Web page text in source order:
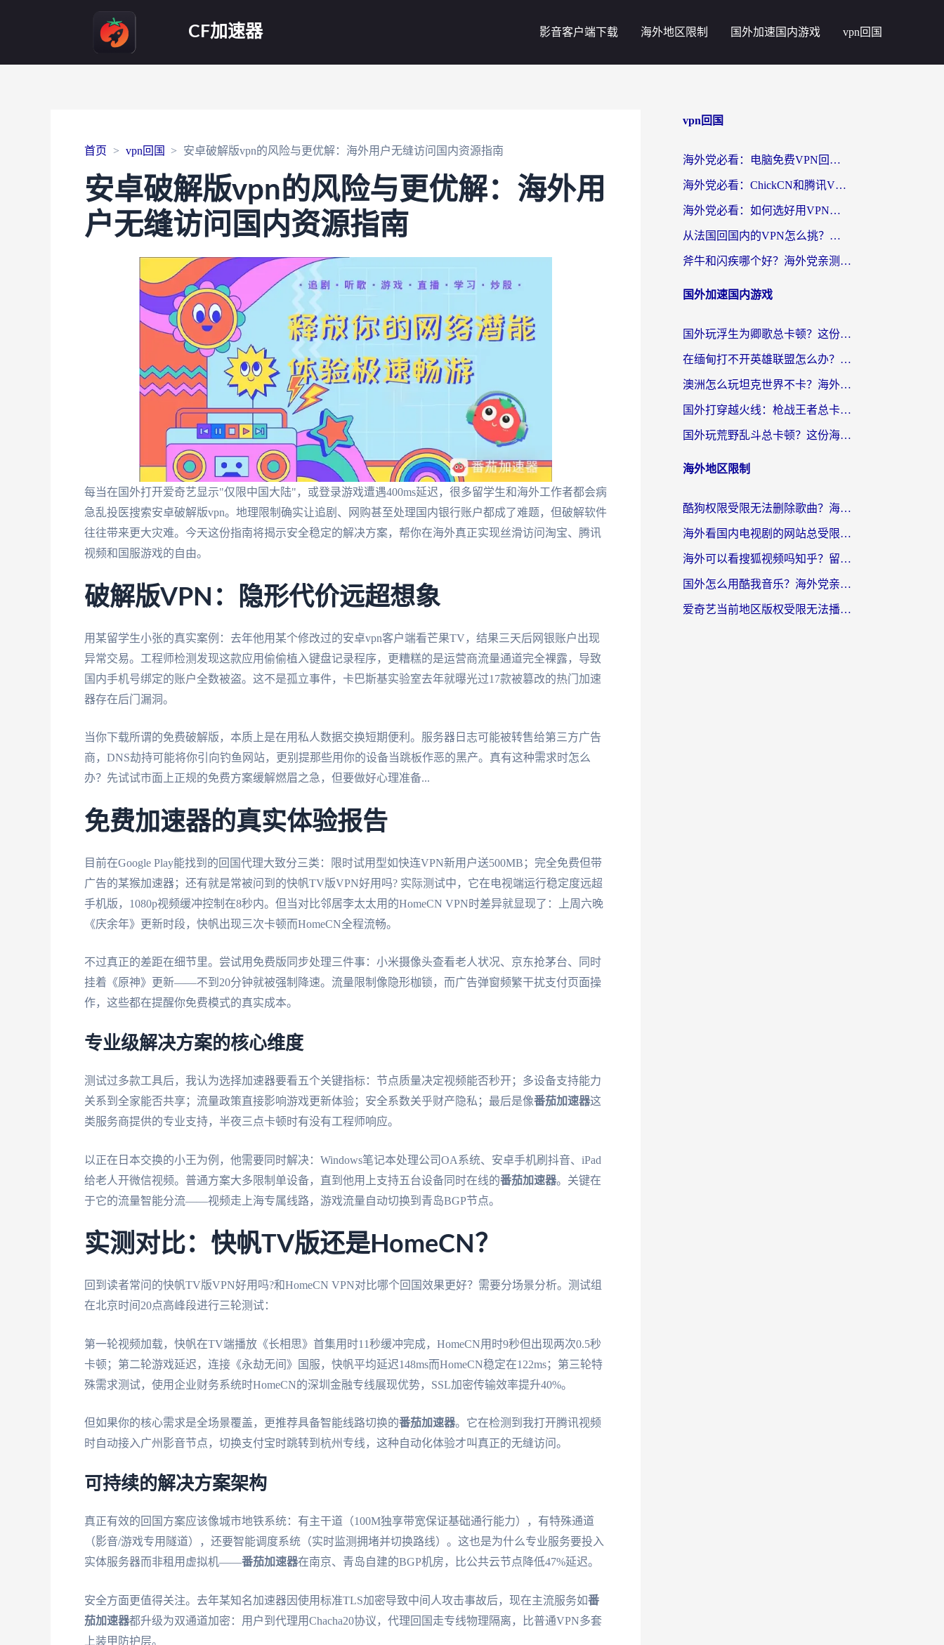
CF加速器 影音客户端下载 海外地区限制 国外加速国内游戏 vpn回国
首页 vpn回国 安卓破解版vpn的风险与更优解：海外用户无缝访问国内资源指南
安卓破解版vpn的风险与更优解：海外用
户无缝访问国内资源指南
每当在国外打开爱奇艺显示"仅限中国大陆"，或登录游戏遭遇400ms延迟，很多留学生和海外工作者都会病
急乱投医搜索安卓破解版vpn。地理限制确实让追剧、网购甚至处理国内银行账户都成了难题，但破解软件
往往带来更大灾难。今天这份指南将揭示安全稳定的解决方案，帮你在海外真正实现丝滑访问淘宝、腾讯
视频和国服游戏的自由。
破解版VPN：隐形代价远超想象
用某留学生小张的真实案例：去年他用某个修改过的安卓vpn客户端看芒果TV，结果三天后网银账户出现
异常交易。工程师检测发现这款应用偷偷植入键盘记录程序，更糟糕的是运营商流量通道完全裸露，导致
国内手机号绑定的账户全数被盗。这不是孤立事件，卡巴斯基实验室去年就曝光过17款被篡改的热门加速
器存在后门漏洞。
当你下载所谓的免费破解版，本质上是在用私人数据交换短期便利。服务器日志可能被转售给第三方广告
商，DNS劫持可能将你引向钓鱼网站，更别提那些用你的设备当跳板作恶的黑产。真有这种需求时怎么
办？先试试市面上正规的免费方案缓解燃眉之急，但要做好心理准备...
免费加速器的真实体验报告
目前在Google Play能找到的回国代理大致分三类：限时试用型如快连VPN新用户送500MB；完全免费但带
广告的某猴加速器；还有就是常被问到的快帆TV版VPN好用吗? 实际测试中，它在电视端运行稳定度远超
手机版，1080p视频缓冲控制在8秒内。但当对比邻居李太太用的HomeCN VPN时差异就显现了：上周六晚
《庆余年》更新时段，快帆出现三次卡顿而HomeCN全程流畅。
不过真正的差距在细节里。尝试用免费版同步处理三件事：小米摄像头查看老人状况、京东抢茅台、同时
挂着《原神》更新——不到20分钟就被强制降速。流量限制像隐形枷锁，而广告弹窗频繁干扰支付页面操
作，这些都在提醒你免费模式的真实成本。
专业级解决方案的核心维度
测试过多款工具后，我认为选择加速器要看五个关键指标：节点质量决定视频能否秒开；多设备支持能力
关系到全家能否共享；流量政策直接影响游戏更新体验；安全系数关乎财产隐私；最后是像番茄加速器这
类服务商提供的专业支持，半夜三点卡顿时有没有工程师响应。
以正在日本交换的小王为例，他需要同时解决：Windows笔记本处理公司OA系统、安卓手机刷抖音、iPad
给老人开微信视频。普通方案大多限制单设备，直到他用上支持五台设备同时在线的番茄加速器。关键在
于它的流量智能分流——视频走上海专属线路，游戏流量自动切换到青岛BGP节点。
实测对比：快帆TV版还是HomeCN？
回到读者常问的快帆TV版VPN好用吗?和HomeCN VPN对比哪个回国效果更好？需要分场景分析。测试组
在北京时间20点高峰段进行三轮测试：
第一轮视频加载，快帆在TV端播放《长相思》首集用时11秒缓冲完成，HomeCN用时9秒但出现两次0.5秒
卡顿；第二轮游戏延迟，连接《永劫无间》国服，快帆平均延迟148ms而HomeCN稳定在122ms；第三轮特
殊需求测试，使用企业财务系统时HomeCN的深圳金融专线展现优势，SSL加密传输效率提升40%。
但如果你的核心需求是全场景覆盖，更推荐具备智能线路切换的番茄加速器。它在检测到我打开腾讯视频
时自动接入广州影音节点，切换支付宝时跳转到杭州专线，这种自动化体验才叫真正的无缝访问。
可持续的解决方案架构
真正有效的回国方案应该像城市地铁系统：有主干道（100M独享带宽保证基础通行能力），有特殊通道
（影音/游戏专用隧道），还要智能调度系统（实时监测拥堵并切换路线）。这也是为什么专业服务要投入
实体服务器而非租用虚拟机——番茄加速器在南京、青岛自建的BGP机房，比公共云节点降低47%延迟。
安全方面更值得关注。去年某知名加速器因使用标准TLS加密导致中间人攻击事故后，现在主流服务如番
茄加速器都升级为双通道加密：用户到代理用Chacha20协议，代理回国走专线物理隔离，比普通VPN多套
上装甲防护层。
vpn回国
海外党必看：电脑免费VPN回国真的靠谱吗？附实测对比与最优方案指南
海外党必看：ChickCN和腾讯VPN好用吗？3招选对回国加速器，告别地区限制
海外党必看：如何选好用VPN实现国内资源无缝访问？从越南到全球都适用
从法国回国内的VPN怎么挑？海外党亲测：稳定、多端、安全才是关键
斧牛和闪疾哪个好？海外党亲测3款回国加速器，教你选到不踩坑的那一款
国外加速国内游戏
国外玩浮生为卿歌总卡顿？这份加速器选择指南帮你找回丝滑体验
在缅甸打不开英雄联盟怎么办？海外党亲测有效的国服游戏加速指南
澳洲怎么玩坦克世界不卡？海外党国服游戏加速终极指南（附逆战奇妙碰碰车解决方案）
国外打穿越火线：枪战王者总卡顿？这篇加速器推荐下载指南帮你解决延迟难题
国外玩荒野乱斗总卡顿？这份海外党专属的国服游戏加速攻略请收好
海外地区限制
酷狗权限受限无法删除歌曲？海外党听国内音乐的终极解决方案来了
海外看国内电视剧的网站总受限？教你选对回国加速器，轻松追热剧
海外可以看搜狐视频吗知乎？留学生亲测有效的回国加速器选择指南
国外怎么用酷我音乐？海外党亲测有效的回国加速方案，附千千音乐中文歌收听指南
爱奇艺当前地区版权受限无法播放？海外党追剧看电影的终极解决方案来了